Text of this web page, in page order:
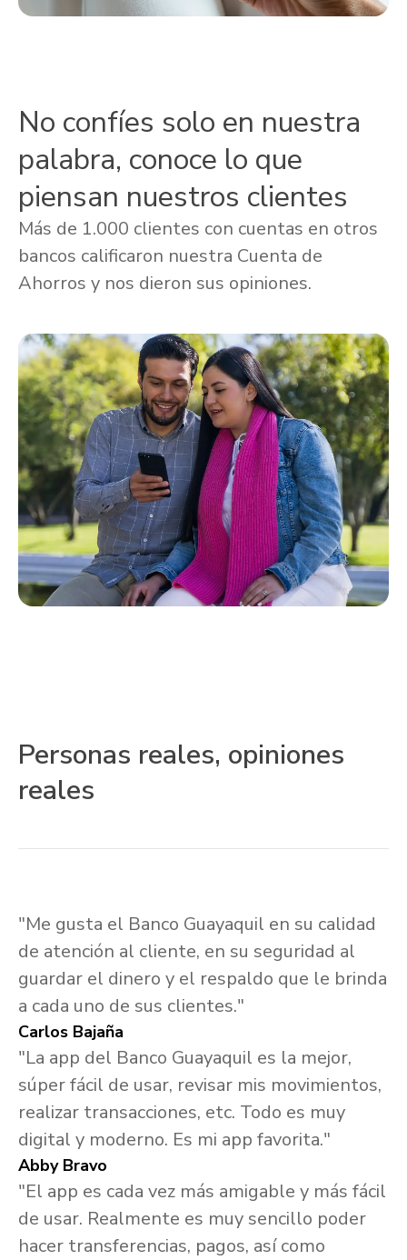
No confíes solo en nuestra
palabra, conoce lo que
piensan nuestros clientes
Más de 1.000 clientes con cuentas en otros
bancos calificaron nuestra Cuenta de
Ahorros y nos dieron sus opiniones.
Personas reales, opiniones
reales
"Me gusta el Banco Guayaquil en su calidad
de atención al cliente, en su seguridad al
guardar el dinero y el respaldo que le brinda
a cada uno de sus clientes."
Carlos Bajaña
"La app del Banco Guayaquil es la mejor,
súper fácil de usar, revisar mis movimientos,
realizar transacciones, etc. Todo es muy
digital y moderno. Es mi app favorita."
Abby Bravo
"El app es cada vez más amigable y más fácil
de usar. Realmente es muy sencillo poder
hacer transferencias, pagos, así como